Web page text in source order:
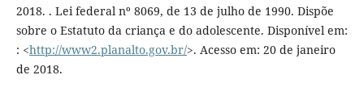
2018. . Lei federal nº 8069, de 13 de julho de 1990. Dispõe
sobre o Estatuto da criança e do adolescente. Disponível em:
: <http://www2.planalto.gov.br/>. Acesso em: 20 de janeiro
de 2018.